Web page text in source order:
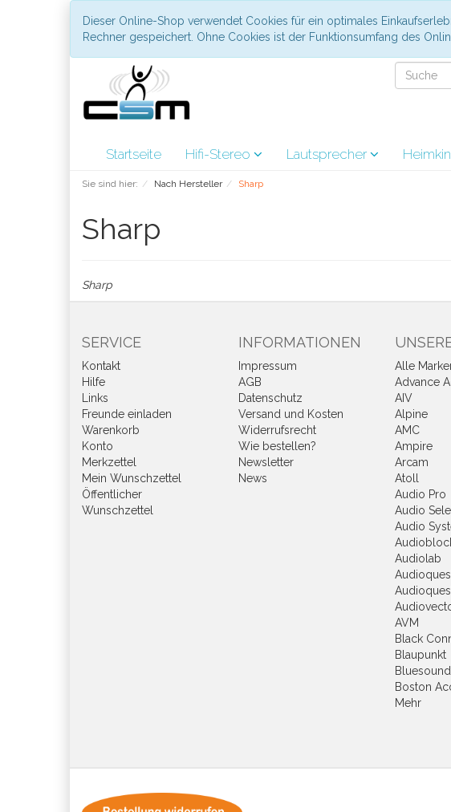
Dieser Online-Shop verwendet Cookies für ein optimales
Rechner gespeichert. Ohne Cookies ist der Funktionsumfang des
Startseite Hifi-Stereo Lautsprecher
Sie sind hier: Nach Hersteller Sharp
Sharp
Sharp
SERVICE
Kontakt
Hilfe
Links
Freunde einladen
Warenkorb
Konto
Merkzettel
Mein Wunschzettel
Öffentlicher
Wunschzettel
INFORMATIONEN
Impressum
AGB
Datenschutz
Versand und Kosten
Widerrufsrecht
Wie bestellen?
Newsletter
News
Alle
Advance
AIV
Alpine
AMC
Ampire
Arcam
Atoll
Audio Pro
Audio
Audio
Audiolab
AVM
Black
Blaupunkt
Bluesound
Boston
Mehr